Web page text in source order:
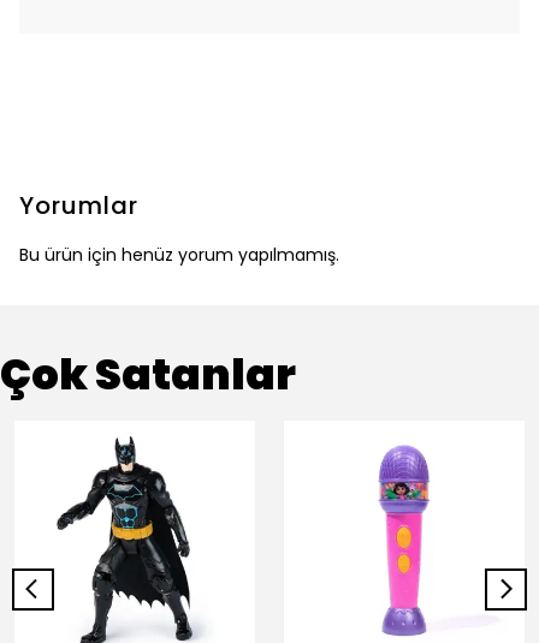
Yorumlar
Bu ürün için henüz yorum yapılmamış.
Çok Satanlar